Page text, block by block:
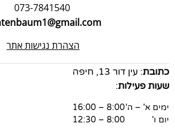
073-7841540
הצהרת נגישות אתר
כתובת: עין דור 13, חיפה
שעות פעילות:
ימים א' – ה'8:00 – 16:00
יום ו'
8:00 – 12:30